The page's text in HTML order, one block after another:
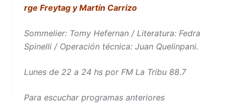
rge Freytag y Martín Carrizo
Sommelier: Tomy Hefernan / Literatura: Fedra
Spinelli / Operación técnica: Juan Quelinpani.
Lunes de 22 a 24 hs por FM La Tribu 88.7
Para escuchar programas anteriores